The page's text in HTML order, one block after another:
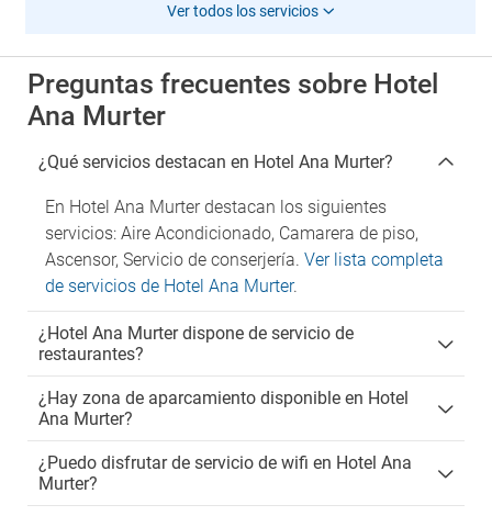
Ver todos los servicios
Preguntas frecuentes sobre Hotel
Ana Murter
¿Qué servicios destacan en Hotel Ana Murter?
En Hotel Ana Murter destacan los siguientes
servicios: Aire Acondicionado, Camarera de piso,
Ascensor, Servicio de conserjería. Ver lista completa
de servicios de Hotel Ana Murter.
¿Hotel Ana Murter dispone de servicio de
restaurantes?
¿Hay zona de aparcamiento disponible en Hotel
Ana Murter?
¿Puedo disfrutar de servicio de wifi en Hotel Ana
Murter?